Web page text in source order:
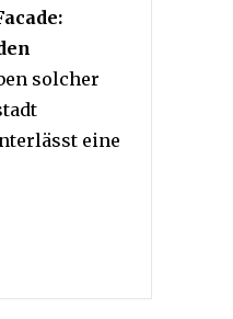
solcher
eine